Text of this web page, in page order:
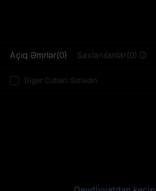
Açıq Əmrlər(0) Saxlanılanlar(0)
Digər Cütləri Gizlədin